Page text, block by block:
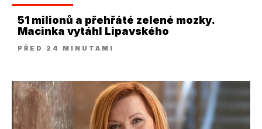
51 milionů a přehřáté zelené mozky.
Macinka vytáhl Lipavského
PŘED 24 MINUTAMI